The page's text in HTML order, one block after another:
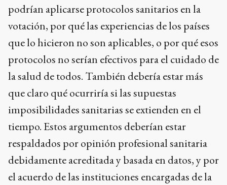
podrían aplicarse protocolos sanitarios en la
votación, por qué las experiencias de los países
que lo hicieron no son aplicables, o por qué esos
protocolos no serían efectivos para el cuidado de
la salud de todos. También debería estar más
que claro qué ocurriría si las supuestas
imposibilidades sanitarias se extienden en el
tiempo. Estos argumentos deberían estar
respaldados por opinión profesional sanitaria
debidamente acreditada y basada en datos, y por
el acuerdo de las instituciones encargadas de la